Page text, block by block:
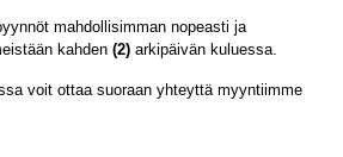
mahdollisimman nopeasti ja
kahden (2) arkipäivän kuluessa.
voit ottaa suoraan yhteyttä myyntiimme